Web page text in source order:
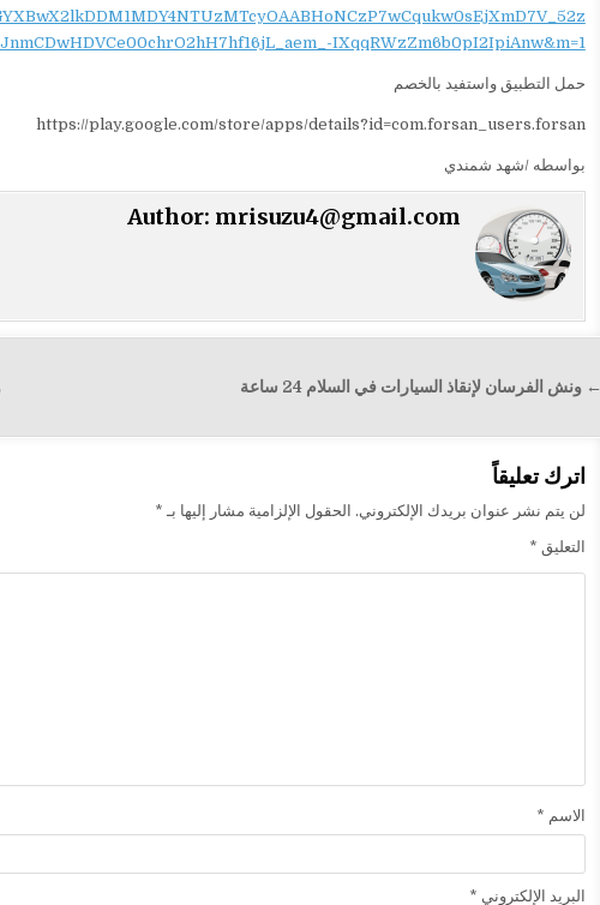
IXqqRWzZm6b0pI2IpiAnw&m=1
حمل التطبيق واستفيد بالخصم
https://play.google.com/store/apps/details?id=com.forsan_users.forsan
بواسطه /شهد شمندي
Author: mrisuzu4@gmail.com
تصفّح
← ونش الفرسان لإنقاذ السيارات في السلام 24 ساعة
اترك تعليقاً
لن يتم نشر عنوان بريدك الإلكتروني. الحقول الإلزامية مشار إليها بـ *
التعليق *
الاسم *
البريد الإلكتروني *